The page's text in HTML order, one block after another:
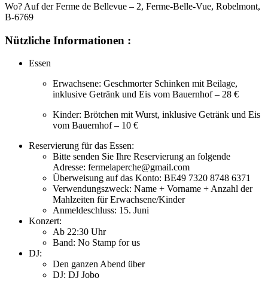
Wo? Auf der Ferme de Bellevue – 2, Ferme-Belle-Vue, Robelmont,
B-6769
Nützliche Informationen :
Essen
Erwachsene: Geschmorter Schinken mit Beilage,
inklusive Getränk und Eis vom Bauernhof – 28 €
Kinder: Brötchen mit Wurst, inklusive Getränk und Eis
vom Bauernhof – 10 €
Reservierung für das Essen:
Bitte senden Sie Ihre Reservierung an folgende
Adresse: fermelaperche@gmail.com
Überweisung auf das Konto: BE49 7320 8748 6371
Verwendungszweck: Name + Vorname + Anzahl der
Mahlzeiten für Erwachsene/Kinder
Anmeldeschluss: 15. Juni
Konzert:
Ab 22:30 Uhr
Band: No Stamp for us
DJ:
Den ganzen Abend über
DJ: DJ Jobo